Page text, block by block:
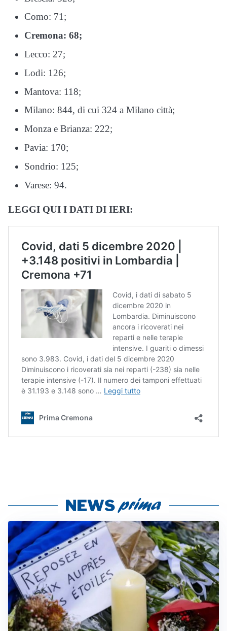
Como: 71;
Cremona: 68;
Lecco: 27;
Lodi: 126;
Mantova: 118;
Milano: 844, di cui 324 a Milano città;
Monza e Brianza: 222;
Pavia: 170;
Sondrio: 125;
Varese: 94.
LEGGI QUI I DATI DI IERI: